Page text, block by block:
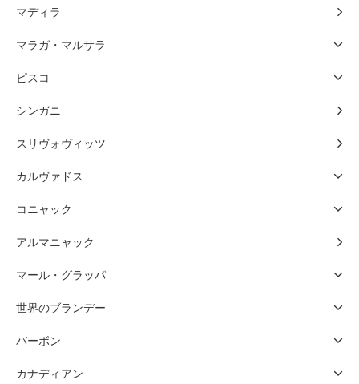
マディラ
マラガ・マルサラ
ピスコ
シンガニ
スリヴォヴィッツ
カルヴァドス
コニャック
アルマニャック
マール・グラッパ
世界のブランデー
バーボン
カナディアン